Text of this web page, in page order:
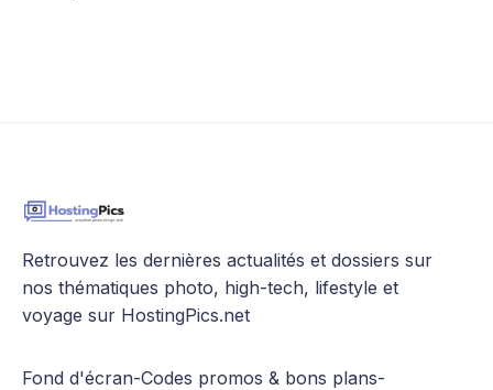
Retrouvez les dernières actualités et dossiers sur
nos thématiques photo, high-tech, lifestyle et
voyage sur HostingPics.net
Fond d'écran-Codes promos & bons plans-